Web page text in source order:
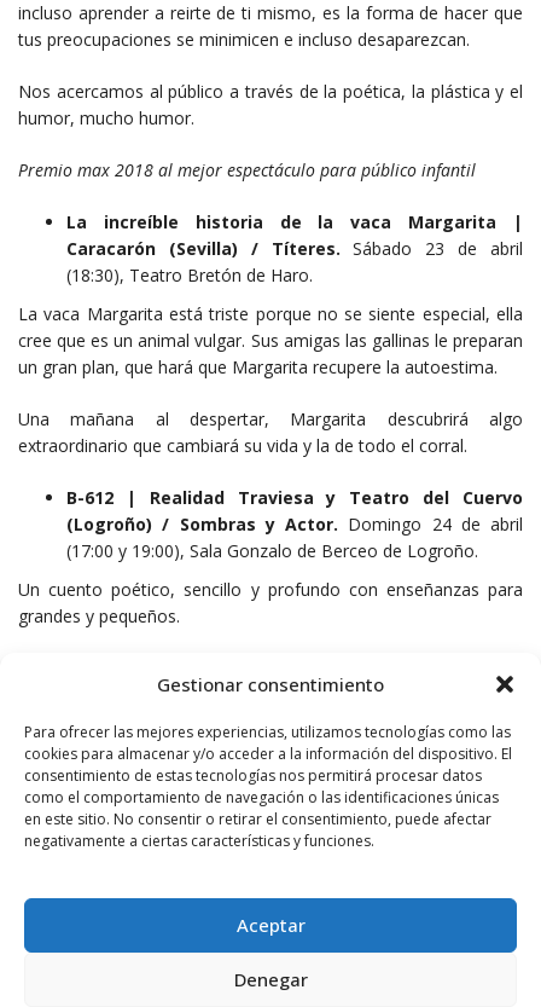
Gestionar consentimiento
Para ofrecer las mejores experiencias, utilizamos tecnologías como las
cookies para almacenar y/o acceder a la información del dispositivo. El
consentimiento de estas tecnologías nos permitirá procesar datos
como el comportamiento de navegación o las identificaciones únicas
en este sitio. No consentir o retirar el consentimiento, puede afectar
negativamente a ciertas características y funciones.
Aceptar
Denegar
incluso aprender a reirte de ti mismo, es la forma de hacer que
tus preocupaciones se minimicen e incluso desaparezcan.
Nos acercamos al público a través de la poética, la plástica y el
humor, mucho humor.
Premio max 2018 al mejor espectáculo para público infantil
La increíble historia de la vaca Margarita |
Caracarón (Sevilla) / Títeres. Sábado 23 de abril
(18:30), Teatro Bretón de Haro.
La vaca Margarita está triste porque no se siente especial, ella
cree que es un animal vulgar. Sus amigas las gallinas le preparan
un gran plan, que hará que Margarita recupere la autoestima.
Una mañana al despertar, Margarita descubrirá algo
extraordinario que cambiará su vida y la de todo el corral.
B-612 | Realidad Traviesa y Teatro del Cuervo
(Logroño) / Sombras y Actor. Domingo 24 de abril
(17:00 y 19:00), Sala Gonzalo de Berceo de Logroño.
Un cuento poético, sencillo y profundo con enseñanzas para
grandes y pequeños.
sombras y los colores proyectados en su asteroide, de la mano
de un aviador muy especial perdido en el desierto.
Viajamos juntos por planetas imposibles ocupados por
peculiares personajes que nos harán ver lo bueno que tiene ser
diferente, lo valioso de la infancia y lo bonito de elegir tu propio
camino, aun equivocándote.
Así, cuando miremos las estrellas no podremos olvidar que “Lo
esencial es invisible a los ojos”.
Un día en el Teatro | Teatro Arbolé (Zaragoza) /